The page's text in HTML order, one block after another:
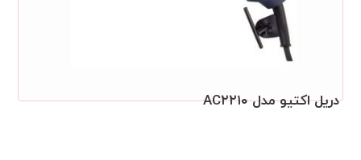
دريل اکتيو مدل AC۲۲۱۰